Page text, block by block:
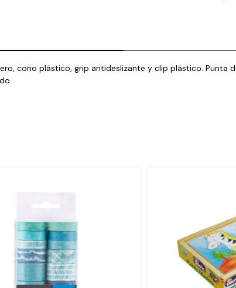
cono plástico, grip antideslizante y clip plástico. Punta